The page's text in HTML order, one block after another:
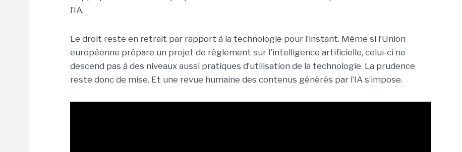
l’IA.
Le droit reste en retrait par rapport à la technologie pour l’instant. Même si l’Union
européenne prépare un projet de règlement sur l'intelligence artificielle, celui-ci ne
descend pas à des niveaux aussi pratiques d’utilisation de la technologie. La prudence
reste donc de mise. Et une revue humaine des contenus générés par l’IA s’impose.